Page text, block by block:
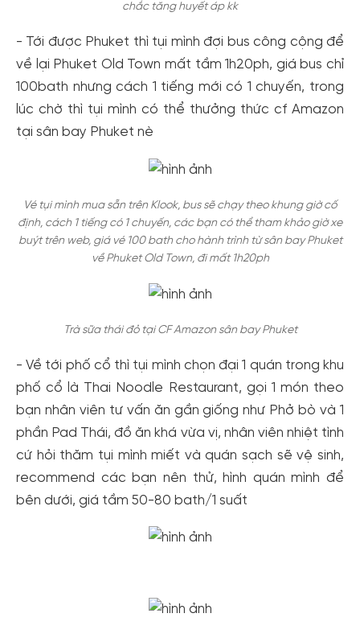
chắc tăng huyết áp kk
- Tới được Phuket thì tụi mình đợi bus công cộng để
về lại Phuket Old Town mất tầm 1h20ph, giá bus chỉ
100bath nhưng cách 1 tiếng mới có 1 chuyến, trong
lúc chờ thì tụi mình có thể thưởng thức cf Amazon
tại sân bay Phuket nè
Vé tụi mình mua sẵn trên Klook, bus sẽ chạy theo khung giờ cố
định, cách 1 tiếng có 1 chuyến, các bạn có thể tham khảo giờ xe
buýt trên web, giá vé 100 bath cho hành trình từ sân bay Phuket
về Phuket Old Town, đi mất 1h20ph
Trà sữa thái đỏ tại CF Amazon sân bay Phuket
- Về tới phố cổ thì tụi mình chọn đại 1 quán trong khu
phố cổ là Thai Noodle Restaurant, gọi 1 món theo
bạn nhân viên tư vấn ăn gần giống như Phở bò và 1
phần Pad Thái, đồ ăn khá vừa vị, nhân viên nhiệt tình
cứ hỏi thăm tụi mình miết và quán sạch sẽ vệ sinh,
recommend các bạn nên thử, hình quán mình để
bên dưới, giá tầm 50-80 bath/1 suất